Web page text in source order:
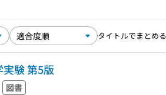
タイトルでまとめる
験 第5版
図書